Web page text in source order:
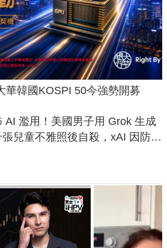
華韓國KOSPI 50今強勢開募
AI 濫用！美國男子用 Grok 生成
兒童不雅照後自殺，xAI 因防護